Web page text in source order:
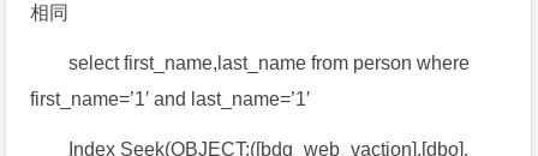
相同
select first_name,last_name from person where
first_name=’1′ and last_name=’1′
Index Seek(OBJECT:([bdg_web_vaction].[dbo].